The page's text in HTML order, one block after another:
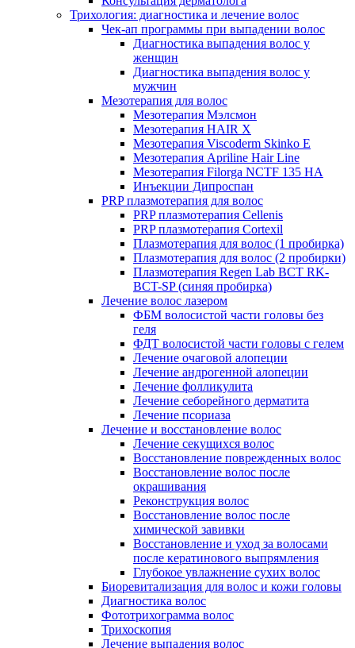
Трихология: диагностика и лечение волос
Чек-ап программы при выпадении волос
Диагностика выпадения волос у
женщин
Диагностика выпадения волос у
мужчин
Мезотерапия для волос
Мезотерапия Мэлсмон
Мезотерапия HAIR X
Мезотерапия Viscoderm Skinko E
Мезотерапия Apriline Hair Line
Мезотерапия Filorga NCTF 135 HA
Инъекции Дипроспан
PRP плазмотерапия для волос
PRP плазмотерапия Cellenis
PRP плазмотерапия Cortexil
Плазмотерапия для волос (1 пробирка)
Плазмотерапия для волос (2 пробирки)
Плазмотерапия Regen Lab BCT RK-
BCT-SP (синяя пробирка)
Лечение волос лазером
ФБМ волосистой части головы без
геля
ФДТ волосистой части головы с гелем
Лечение очаговой алопеции
Лечение андрогенной алопеции
Лечение фолликулита
Лечение себорейного дерматита
Лечение псориаза
Лечение и восстановление волос
Лечение секущихся волос
Восстановление поврежденных волос
Восстановление волос после
окрашивания
Реконструкция волос
Восстановление волос после
химической завивки
Восстановление и уход за волосами
после кератинового выпрямления
Глубокое увлажнение сухих волос
Биоревитализация для волос и кожи головы
Диагностика волос
Фототрихограмма волос
Трихоскопия
Лечение выпадения волос